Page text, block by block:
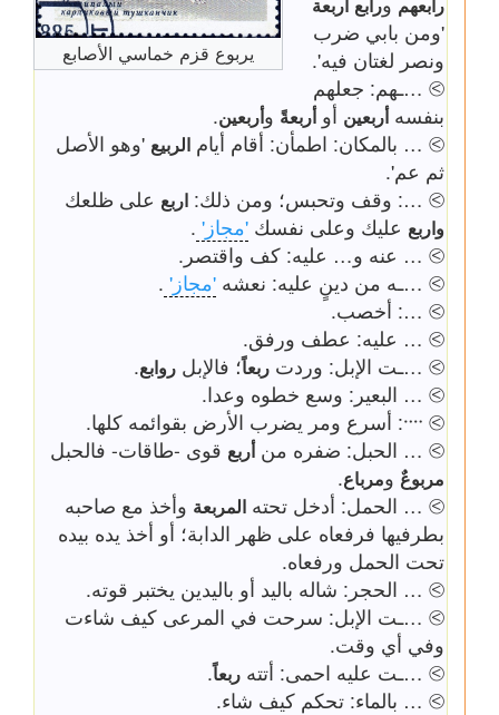
يربوع قزم خماسي الأصابع
'ومن بابي ضرب
ونصر لغتان فيه'.
⧁ …ـهم: جعلهم
بنفسه أربعينأو أربعةًوأربعين.
⧁ … بالمكان: اطمأن: أقام أيام الربيع'وهو الأصل
ثم عم'.
⧁ …: وقف وتحبس؛ ومن ذلك: اربععلى ظلعك
واربععليك وعلى نفسك 'مجاز' .
⧁ … عنه و… عليه: كف واقتصر.
⧁ …ـه من دينٍ عليه: نعشه 'مجاز' .
⧁ …: أخصب.
⧁ … عليه: عطف ورفق.
⧁ …ـت الإبل: وردت ربعاً؛ فالإبل روابع.
⧁ … البعير: وسع خطوه وعدا.
⧁ ᠁: أسرع ومر يضرب الأرض بقوائمه كلها.
⧁ … الحبل: ضفره من أربعقوى -طاقات- فالحبل
مربوعٌومرباع.
⧁ … الحمل: أدخل تحته المربعةوأخذ مع صاحبه
بطرفيها فرفعاه على ظهر الدابة؛ أو أخذ يده بيده
تحت الحمل ورفعاه.
⧁ … الحجر: شاله باليد أو باليدين يختبر قوته.
⧁ …ـت الإبل: سرحت في المرعى كيف شاءت
وفي أي وقت.
⧁ …ـت عليه احمى: أتته ربعاً.
⧁ … بالماء: تحكم كيف شاء.